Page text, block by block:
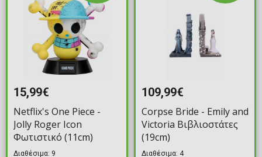
15,99€
Netflix's One Piece -
Jolly Roger Icon
Φωτιστικό (11cm)
Διαθέσιμα: 9
109,99€
Corpse Bride - Emily and
Victoria Βιβλιοστάτες
(19cm)
Διαθέσιμα: 4